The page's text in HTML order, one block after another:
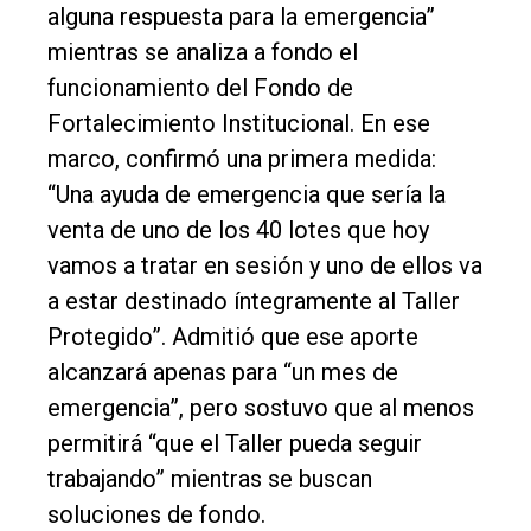
Deportes
Fúnebres
Edición
Nosotros
Contacto
alguna respuesta para la emergencia”
mientras se analiza a fondo el
funcionamiento del Fondo de
Fortalecimiento Institucional. En ese
marco, confirmó una primera medida:
“Una ayuda de emergencia que sería la
venta de uno de los 40 lotes que hoy
vamos a tratar en sesión y uno de ellos va
a estar destinado íntegramente al Taller
Protegido”. Admitió que ese aporte
alcanzará apenas para “un mes de
emergencia”, pero sostuvo que al menos
permitirá “que el Taller pueda seguir
trabajando” mientras se buscan
soluciones de fondo.